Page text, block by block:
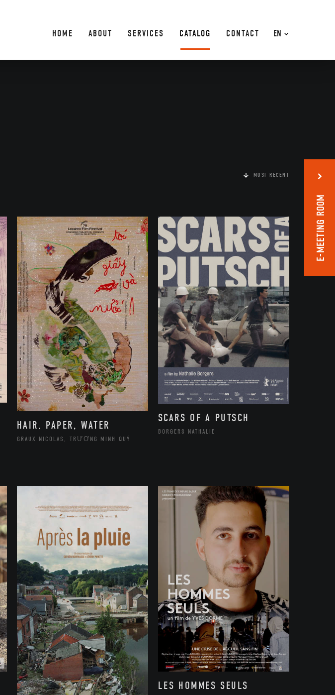
EN
HOME ABOUT SERVICES CATALOG CONTACT
MOST RECENT
HAIR, PAPER, WATER
GRAUX NICOLAS, TRƯƠNG MINH QUÝ
SCARS OF A PUTSCH
BORGERS NATHALIE
LES HOMMES SEULS
E-MEETING ROOM